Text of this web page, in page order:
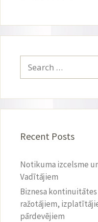
for:
Recent Posts
Notikuma izcelsme
Vadītājiem
Biznesa
ražotājiem,
pārdevējiem